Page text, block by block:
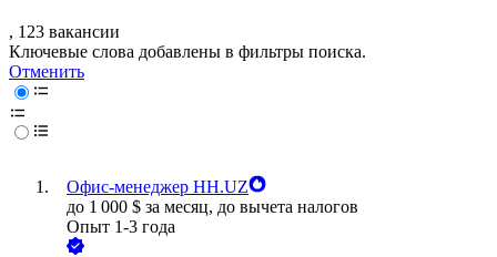
, 123 вакансии
Ключевые слова добавлены в фильтры поиска.
Отменить
Офис-менеджер HH.UZ
до 1 000 $ за месяц, до вычета налогов
Опыт 1-3 года